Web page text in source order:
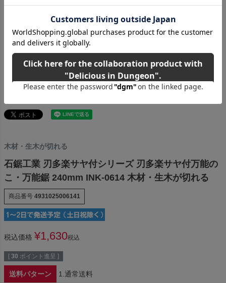
木材・生木が切れる
石鋸工業 刃多楽サヤ付シリーズ 刃多楽サヤ付万能の
こ・万能鋸 240mm INK-0614 木材・生木が切れる
商品番号 4931025006141
税込価格 ¥1,630税込
[ 30 ポイント進呈 ]
送料パターン 1.通常送料